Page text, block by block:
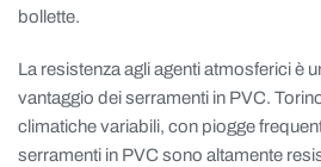
bollette.
La resistenza agli agenti atmosferici è
vantaggio dei serramenti in PVC.
climatiche variabili, con piogge
serramenti in PVC sono altamente